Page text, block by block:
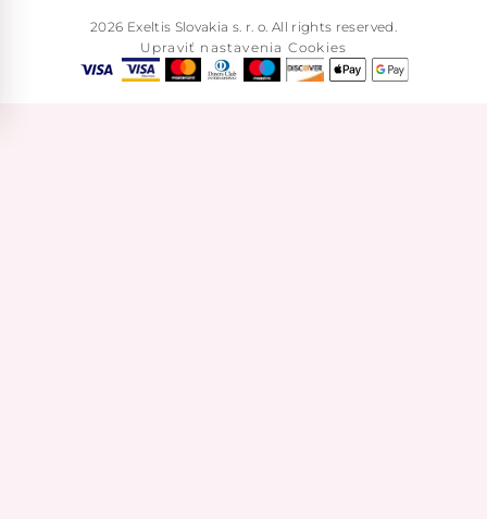
2026 Exeltis Slovakia s. r. o. All rights reserved.
Upraviť nastavenia Cookies